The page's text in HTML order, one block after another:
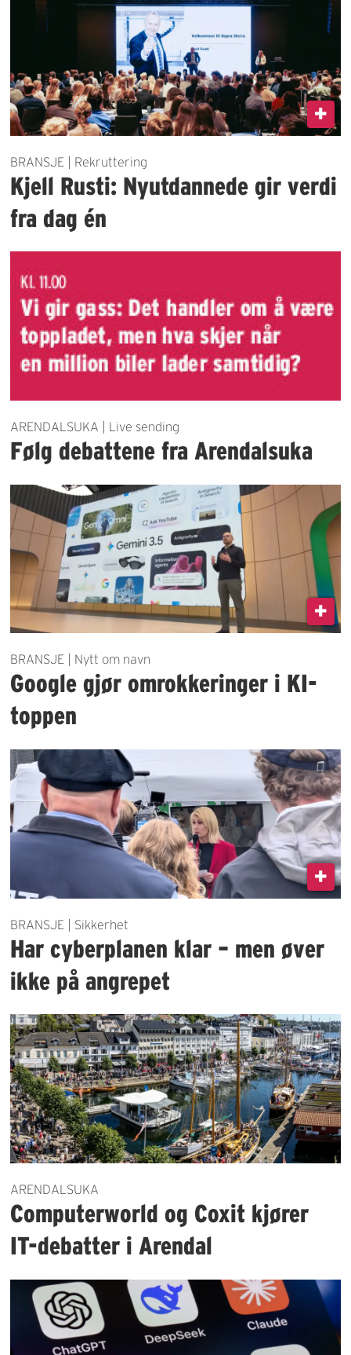
BRANSJE | Rekruttering
Kjell Rusti: Nyutdannede gir verdi
fra dag én
ARENDALSUKA | Live sending
Følg debattene fra Arendalsuka
BRANSJE | Nytt om navn
Google gjør omrokkeringer i KI-
toppen
BRANSJE | Sikkerhet
Har cyberplanen klar – men øver
ikke på angrepet
ARENDALSUKA
Computerworld og Coxit kjører
IT-debatter i Arendal